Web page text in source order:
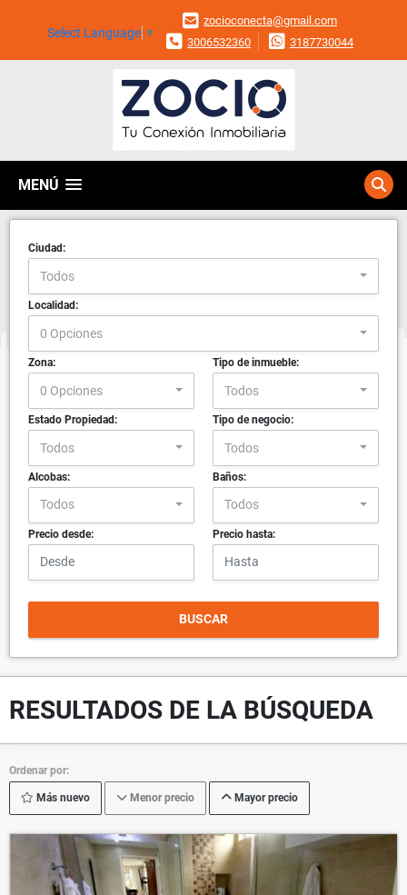
Select Language ▼
zocioconecta@gmail.com
3006532360
3187730044
MENÚ
Ciudad:
Todos
Localidad:
0 Opciones
Zona:
0 Opciones
Tipo de inmueble:
Todos
Estado Propiedad:
Todos
Tipo de negocio:
Todos
Alcobas:
Todos
Baños:
Todos
Precio desde: Precio hasta:
BUSCAR
RESULTADOS DE LA BÚSQUEDA
Ordenar por:
Más nuevo Menor precio Mayor precio